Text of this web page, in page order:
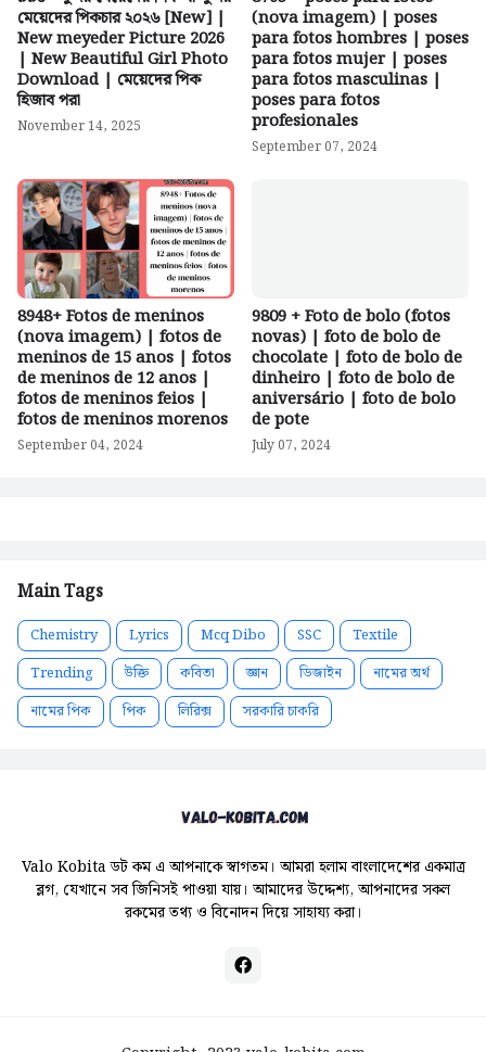
মেয়েদের পিকচার ২০২৬ [New] |
New meyeder Picture 2026
| New Beautiful Girl Photo
Download | মেয়েদের পিক
হিজাব পরা
November 14, 2025
(nova imagem) | poses
para fotos hombres | poses
para fotos mujer | poses
para fotos masculinas |
poses para fotos
profesionales
September 07, 2024
8948+ Fotos de meninos
(nova imagem) | fotos de
meninos de 15 anos | fotos
de meninos de 12 anos |
fotos de meninos feios |
fotos de meninos morenos
September 04, 2024
9809 + Foto de bolo (fotos
novas) | foto de bolo de
chocolate | foto de bolo de
dinheiro | foto de bolo de
aniversário | foto de bolo
de pote
July 07, 2024
Main Tags
Chemistry Lyrics Mcq Dibo SSC
Textile
Trending
উক্তি কবিতা জ্ঞান ডিজাইন
নামের অর্থ
নামের পিক
পিক লিরিক্স সরকারি চাকরি
Valo Kobita ডট কম এ আপনাকে স্বাগতম। আমরা হলাম বাংলাদেশের একমাত্র
ব্লগ, যেখানে সব জিনিসই পাওয়া যায়। আমাদের উদ্দেশ্য, আপনাদের সকল
রকমের তথ্য ও বিনোদন দিয়ে সাহায্য করা।